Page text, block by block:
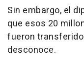
Sin embargo, el
que esos 20
fueron
desconoce.